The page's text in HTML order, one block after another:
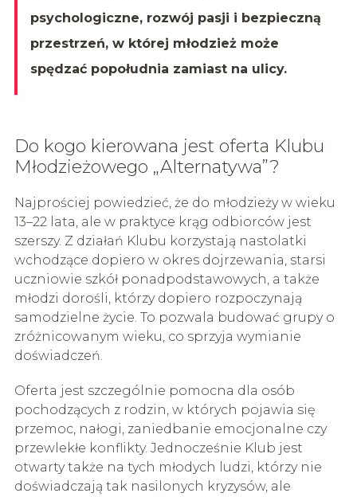
psychologiczne, rozwój pasji i bezpieczną
przestrzeń, w której młodzież może
spędzać popołudnia zamiast na ulicy.
Do kogo kierowana jest oferta Klubu
Młodzieżowego „Alternatywa”?
Najprościej powiedzieć, że do młodzieży w wieku
13–22 lata, ale w praktyce krąg odbiorców jest
szerszy. Z działań Klubu korzystają nastolatki
wchodzące dopiero w okres dojrzewania, starsi
uczniowie szkół ponadpodstawowych, a także
młodzi dorośli, którzy dopiero rozpoczynają
samodzielne życie. To pozwala budować grupy o
zróżnicowanym wieku, co sprzyja wymianie
doświadczeń.
Oferta jest szczególnie pomocna dla osób
pochodzących z rodzin, w których pojawia się
przemoc, nałogi, zaniedbanie emocjonalne czy
przewlekłe konflikty. Jednocześnie Klub jest
otwarty także na tych młodych ludzi, którzy nie
doświadczają tak nasilonych kryzysów, ale